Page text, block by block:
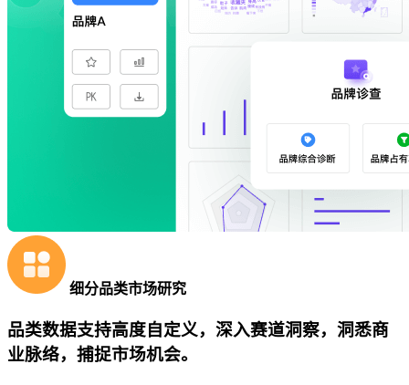
细分品类市场研究
品类数据支持高度自定义，深入赛道洞察，洞悉商
业脉络，捕捉市场机会。